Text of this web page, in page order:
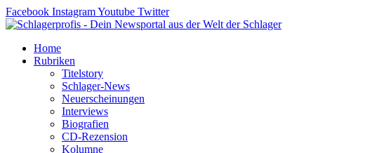
Zum
Inhalt
Facebook InstagramYoutube Twitter
Home
Rubriken
Titelstory
Schlager-News
Neuerscheinungen
Interviews
Biografien
CD-Rezension
Kolumne